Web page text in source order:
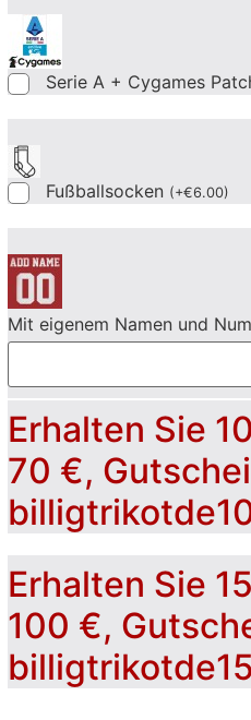
Serie A + Cygames
Fußballsocken (+€6.00)
Mit eigenem Namen und
Erhalten Sie
70 €,
Erhalten Sie
100 €,
billigtrikotde15